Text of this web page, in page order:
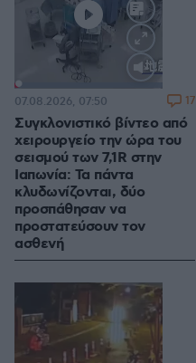
100.00%
Συγκλονιστικό βίντεο από
χειρουργείο την ώρα του
σεισμού των 7,1R στην
Ιαπωνία: Τα πάντα
κλυδωνίζονται, δύο
προσπάθησαν να
προστατεύσουν τον
ασθενή
07.08.2026, 07:50 17